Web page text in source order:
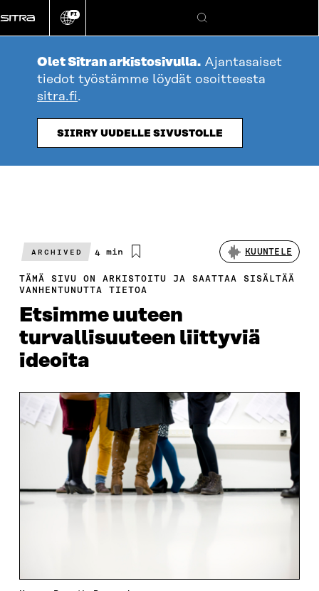
suoraan
sisältöön
Vaihda
kieli
FI
Hae
Olet Sitran arkistosivulla. Ajantasaiset
tiedot työstämme löydät osoitteesta
sitra.fi.
SIIRRY UUDELLE SIVUSTOLLE
ARCHIVED
Arvioitu
4 min KUUNTELE
TÄMÄ SIVU ON ARKISTOITU JA SAATTAA SISÄLTÄÄ
VANHENTUNUTTA TIETOA
Etsimme uuteen
turvallisuuteen liittyviä
ideoita